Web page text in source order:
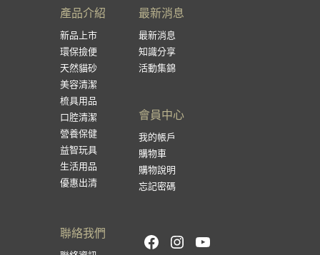
產品介紹
新品上市
環保撿便
天然貓砂
美容清潔
梳具用品
口腔清潔
營養保健
益智玩具
生活用品
優惠出清
最新消息
最新消息
知識分享
活動集錦
會員中心
我的帳戶
購物車
購物說明
忘記密碼
聯絡我們 Facebook
Instagram
YouTube